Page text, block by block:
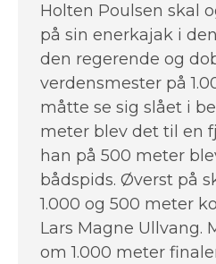
Holten Poulsen skal
på sin enerkajak i
den regerende og
verdensmester på
måtte se sig slået i
meter blev det til en
han på 500 meter
bådspids. Øverst på
1.000 og 500 meter
Lars Magne Ullvang.
om 1.000 meter